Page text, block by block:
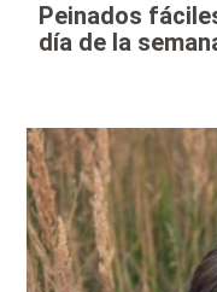
Peinados
día de la